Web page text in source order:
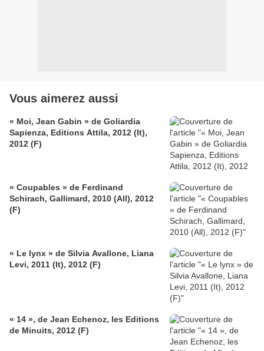
Vous aimerez aussi
« Moi, Jean Gabin » de Goliardia
Sapienza, Editions Attila, 2012 (It),
2012 (F)
« Coupables » de Ferdinand
Schirach, Gallimard, 2010 (All), 2012
(F)
« Le lynx » de Silvia Avallone, Liana
Levi, 2011 (It), 2012 (F)
« 14 », de Jean Echenoz, les Editions
de Minuits, 2012 (F)